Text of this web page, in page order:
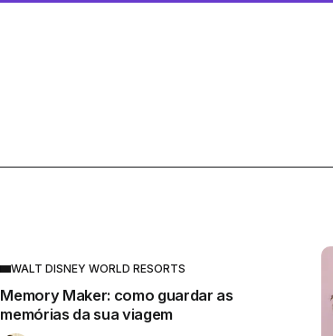
WALT DISNEY WORLD RESORTS
Memory Maker: como guardar as
memórias da sua viagem